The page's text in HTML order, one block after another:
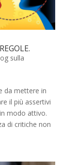
sulla
da mettere in
il più assertivi
modo attivo.
di critiche non